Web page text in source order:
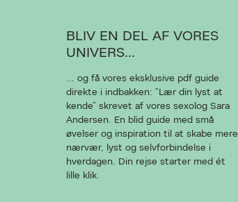
BLIV EN DEL AF VORES
UNIVERS...
... og få vores eksklusive pdf guide
direkte i indbakken: “Lær din lyst at
kende” skrevet af vores sexolog Sara
Andersen. En blid guide med små
øvelser og inspiration til at skabe mere
nærvær, lyst og selvforbindelse i
hverdagen. Din rejse starter med ét
lille klik.